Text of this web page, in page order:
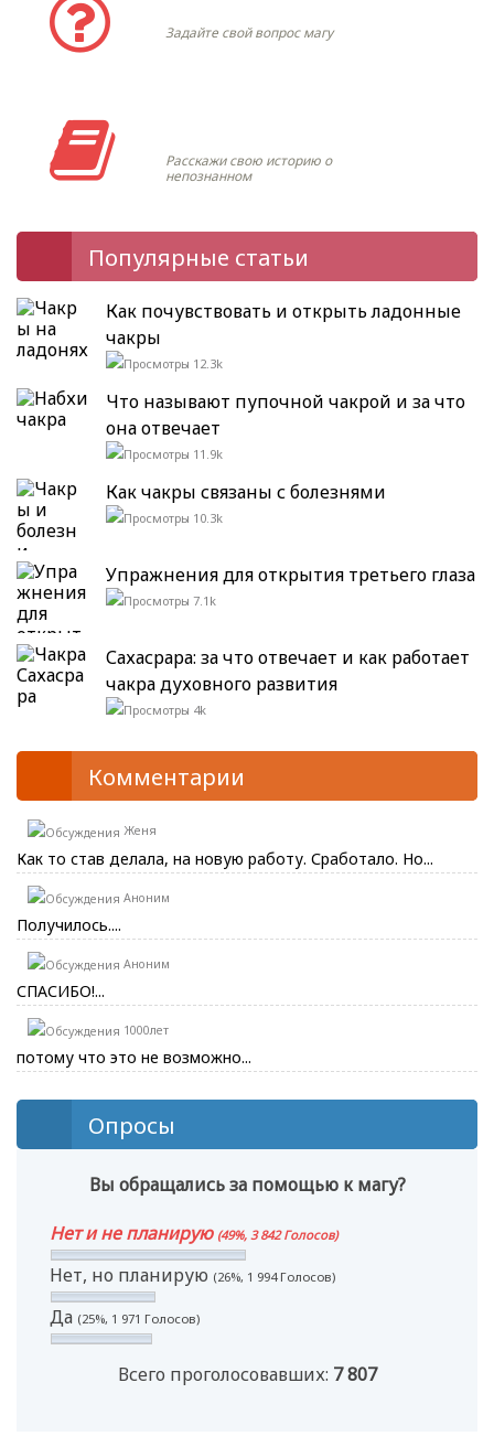
Задайте свой вопрос магу
Расскажи свою историю о
непознанном
Популярные статьи
Как почувствовать и открыть ладонные
чакры
12.3k
Что называют пупочной чакрой и за что
она отвечает
11.9k
Как чакры связаны с болезнями
10.3k
Упражнения для открытия третьего глаза
7.1k
Сахасрара: за что отвечает и как работает
чакра духовного развития
4k
Комментарии
Женя
Как то став делала, на новую работу. Сработало. Но...
Аноним
Получилось....
Аноним
СПАСИБО!...
1000лет
потому что это не возможно...
Опросы
Вы обращались за помощью к магу?
Нет и не планирую (49%, 3 842 Голосов)
Нет, но планирую (26%, 1 994 Голосов)
Да (25%, 1 971 Голосов)
Всего проголосовавших: 7 807